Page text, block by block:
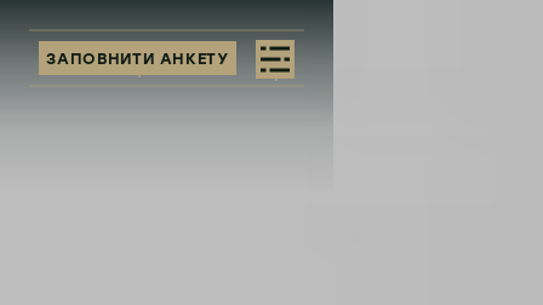
ЗАПОВНИТИ АНКЕТУ